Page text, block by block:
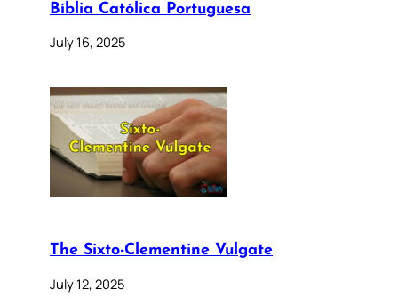
Bíblia Católica Portuguesa
July 16, 2025
The Sixto-Clementine Vulgate
July 12, 2025